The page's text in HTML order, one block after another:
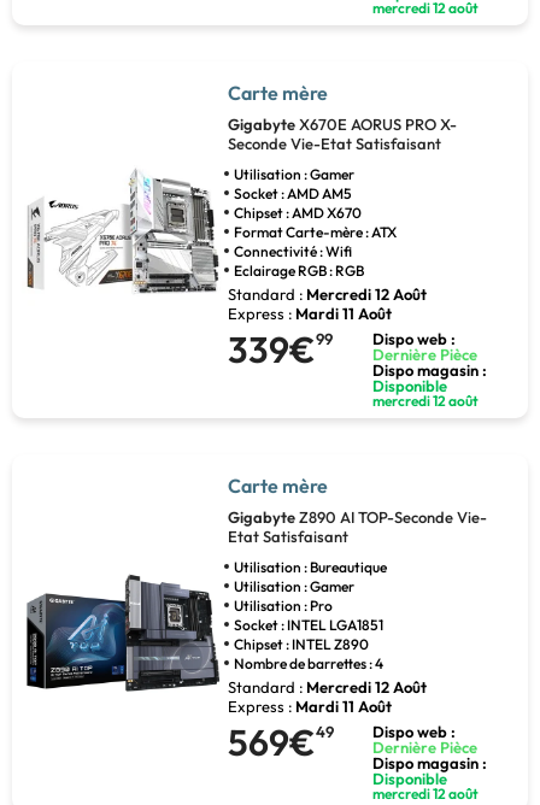
mercredi 12 août
Carte mère
GigabyteX670E AORUS PRO X-
Seconde Vie-Etat Satisfaisant
Utilisation : Gamer
Socket : AMD AM5
Chipset : AMD X670
Format Carte-mère : ATX
Connectivité : Wifi
Eclairage RGB : RGB
Standard : Mercredi 12 Août
Express : Mardi 11 Août
339€99
Dispo web :
Dernière Pièce
Dispo magasin :
Disponible
mercredi 12 août
Carte mère
GigabyteZ890 AI TOP-Seconde Vie-
Etat Satisfaisant
Utilisation : Bureautique
Utilisation : Gamer
Utilisation : Pro
Socket : INTEL LGA1851
Chipset : INTEL Z890
Nombre de barrettes : 4
Standard : Mercredi 12 Août
Express : Mardi 11 Août
569€49
Dispo web :
Dernière Pièce
Dispo magasin :
Disponible
mercredi 12 août